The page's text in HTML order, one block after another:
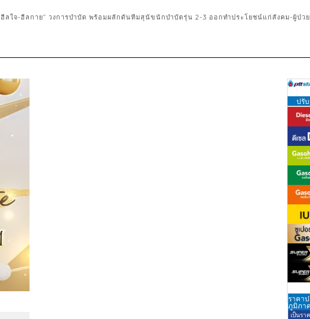
ลใจ-ฮีลกาย” วงการบำบัด พร้อมผลักดันทีมสุนัขนักบำบัดรุ่น 2-3 ออกทำประโยชน์แก่สังคม-ผู้ป่วย